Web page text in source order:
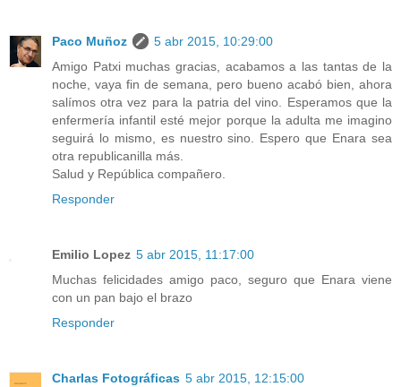
Paco Muñoz
5 abr 2015, 10:29:00
Amigo Patxi muchas gracias, acabamos a las tantas de la
noche, vaya fin de semana, pero bueno acabó bien, ahora
salímos otra vez para la patria del vino. Esperamos que la
enfermería infantil esté mejor porque la adulta me imagino
seguirá lo mismo, es nuestro sino. Espero que Enara sea
otra republicanilla más.
Salud y República compañero.
Responder
Emilio Lopez 5 abr 2015, 11:17:00
Muchas felicidades amigo paco, seguro que Enara viene
con un pan bajo el brazo
Responder
Charlas Fotográficas 5 abr 2015, 12:15:00